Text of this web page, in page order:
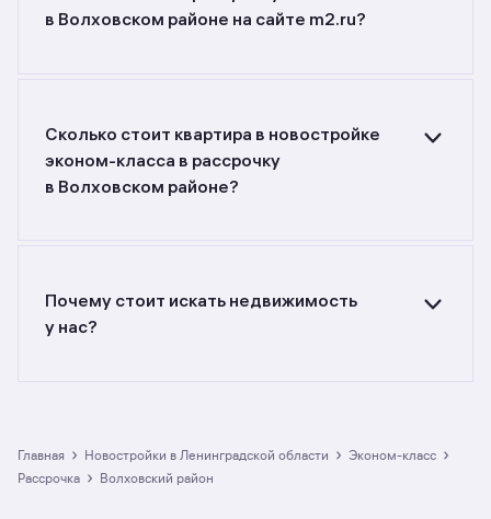
в Волховском районе на сайте m2.ru?
фильтрами или поиском в разделе.
Сколько стоит квартира в новостройке
эконом-класса в рассрочку
в Волховском районе?
до кв. м., цена квадратного метра — от
до руб.
Почему стоит искать недвижимость
у нас?
в Волховском районе: в разделе размещено
2 ЖК. Гарантия сделки: вернём полную
Главная › Новостройки в Ленинградской области › эконом-класс ›
рассрочка › Волховский район